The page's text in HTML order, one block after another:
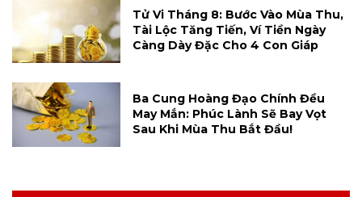
Tử Vi Tháng 8: Bước Vào Mùa Thu,
Tài Lộc Tăng Tiến, Ví Tiền Ngày
Càng Dày Đặc Cho 4 Con Giáp
Ba Cung Hoàng Đạo Chính Đều
May Mắn: Phúc Lành Sẽ Bay Vọt
Sau Khi Mùa Thu Bắt Đầu!